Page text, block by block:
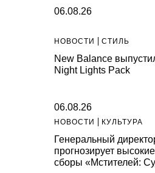
06.08.26
НОВОСТИ СТИЛЬ
New Balance
Night Lights Pack
06.08.26
НОВОСТИ КУЛЬТУРА
Генеральный
прогнозирует
сборы «Мстителей: